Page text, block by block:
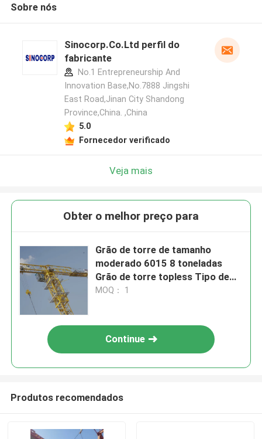
Sobre nós
Sinocorp.Co.Ltd perfil do
fabricante
No.1 Entrepreneurship And
Innovation Base,No.7888 Jingshi
East Road,Jinan City Shandong
Province,China. ,China
5.0
Fornecedor verificado
Veja mais
Obter o melhor preço para
Grão de torre de tamanho
moderado 6015 8 toneladas
Grão de torre topless Tipo de
fundação estacionária
MOQ： 1
Continue
Produtos recomendados